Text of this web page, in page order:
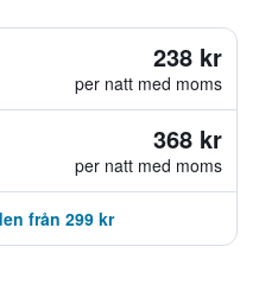
238 kr
per natt med moms
368 kr
per natt med moms
från 299 kr